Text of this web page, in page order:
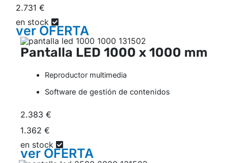
2.731 €
en stock
verOFERTA
Pantalla LED 1000 x 1000 mm
Reproductor multimedia
Software de gestión de contenidos
2.383 €
1.362 €
en stock
verOFERTA